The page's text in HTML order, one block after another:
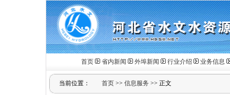
首页 省内新闻 外埠新闻 行业介绍 业务信息
当前位置： 首页 >> 信息服务 >> 正文